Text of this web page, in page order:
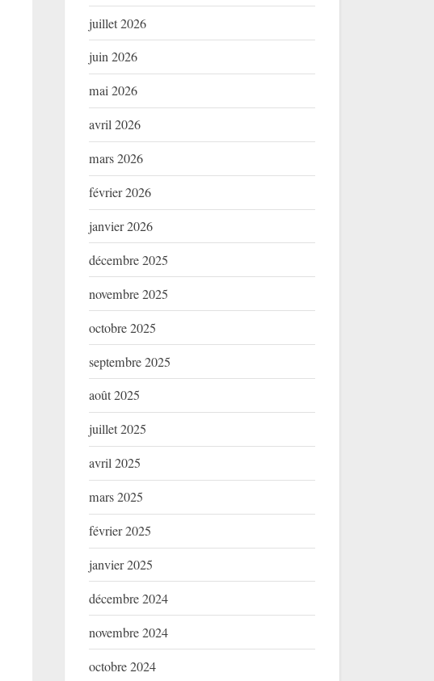
juillet 2026
juin 2026
mai 2026
avril 2026
mars 2026
février 2026
janvier 2026
décembre 2025
novembre 2025
octobre 2025
septembre 2025
août 2025
juillet 2025
avril 2025
mars 2025
février 2025
janvier 2025
décembre 2024
novembre 2024
octobre 2024